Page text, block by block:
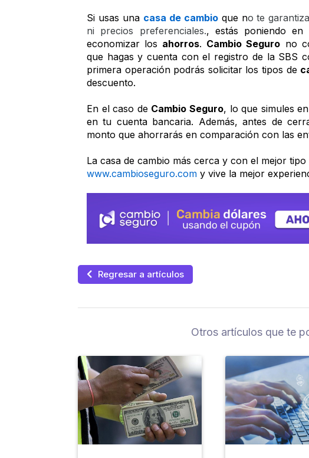
Si usas una casa de cambio que no te
ni precios preferenciales., estás poniendo
economizar los ahorros. Cambio Seguro no
que hagas y cuenta con el registro de la SBS
primera operación podrás solicitar los tipos de
descuento.
En el caso de Cambio Seguro, lo que simules
en tu cuenta bancaria. Además, antes de
monto que ahorrarás en comparación con las
www.cambioseguro.com y vive la mejor
Regresar a artículos
Otros artículos que te